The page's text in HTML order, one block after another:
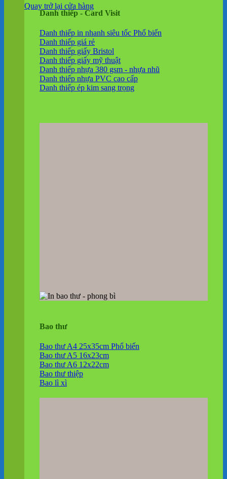
Quay trở lại cửa hàng
Danh thiếp - Card Visit
Danh thiếp in nhanh siêu tốc
Danh thiếp giá rẻ
Danh thiếp giấy Bristol
Danh thiếp giấy mỹ thuật
Danh thiếp nhựa 380 gsm - nhựa nhũ
Danh thiếp nhựa PVC cao cấp
Danh thiếp ép kim sang trọng
Bao thư
Bao thư A4 25x35cm
Bao thư A5 16x23cm
Bao thư A6 12x22cm
Bao thư thiệp
Bao lì xì